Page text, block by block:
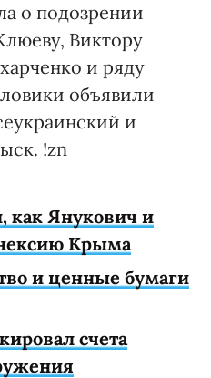
о подозрении
Виктору
и ряду
объявили
и
!zn
как Янукович и
Крыма
и ценные бумаги
счета